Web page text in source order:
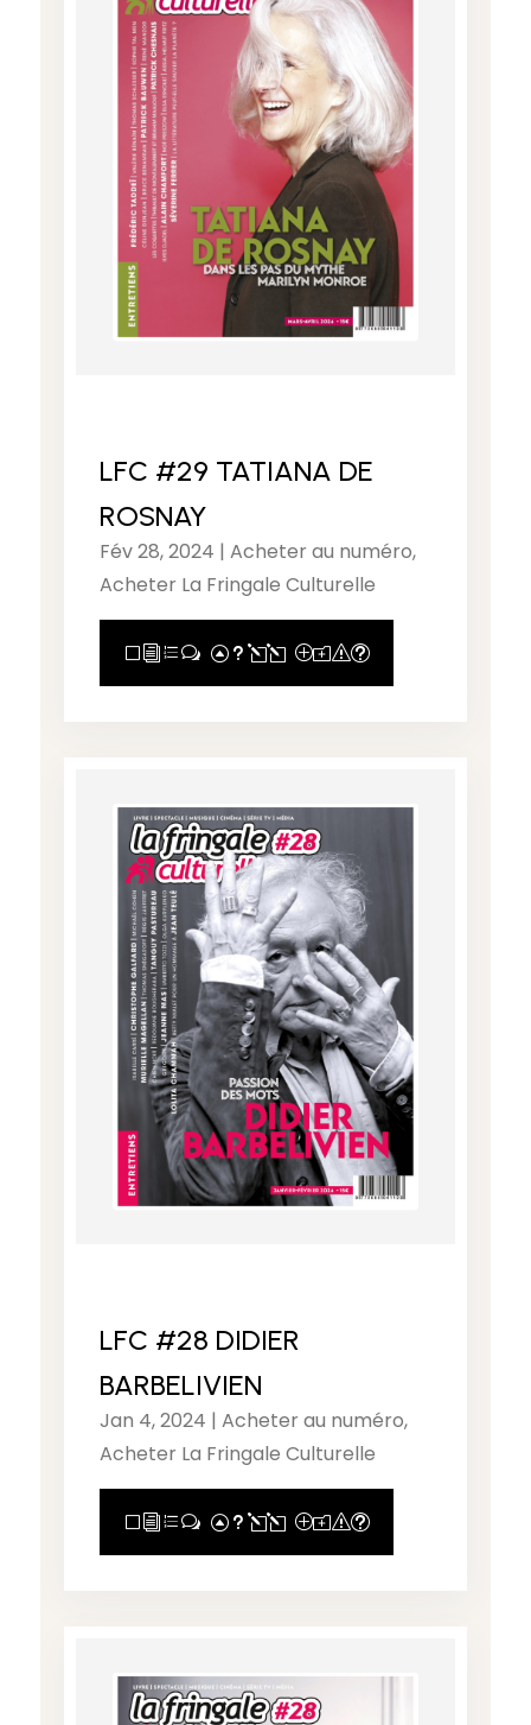
LFC #29 TATIANA DE
ROSNAY
Fév 28, 2024 | Acheter au numéro,
Acheter La Fringale Culturelle
View Full Post
LFC #28 DIDIER
BARBELIVIEN
Jan 4, 2024 | Acheter au numéro,
Acheter La Fringale Culturelle
View Full Post